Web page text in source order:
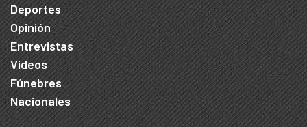
Deportes
Opinión
Entrevistas
Videos
Fúnebres
Nacionales